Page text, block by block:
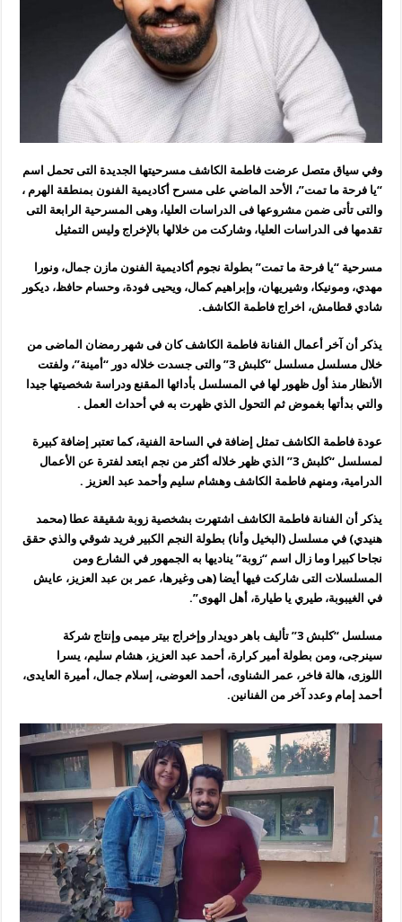
وفي سياق متصل عرضت فاطمة الكاشف مسرحيتها الجديدة التى تحمل اسم
“يا فرحة ما تمت”، الأحد الماضي على مسرح أكاديمية الفنون بمنطقة الهرم ،
والتى تأتى ضمن مشروعها فى الدراسات العليا، وهى المسرحية الرابعة التى
تقدمها فى الدراسات العليا، وشاركت من خلالها بالإخراج وليس التمثيل
مسرحية “يا فرحة ما تمت” بطولة نجوم أكاديمية الفنون مازن جمال، ونورا
مهدي، ومونيكا، وشيريهان، وإبراهيم كمال، ويحيى فودة، وحسام حافظ، ديكور
شادي قطامش، اخراج فاطمة الكاشف.
يذكر أن آخر أعمال الفنانة فاطمة الكاشف كان فى شهر رمضان الماضى من
خلال مسلسل مسلسل “كلبش 3” والتى جسدت خلاله دور “أمينة”، ولفتت
الأنظار منذ أول ظهور لها في المسلسل بأدائها المقنع ودراسة شخصيتها جيدا
والتي بدأتها بغموض ثم التحول الذي ظهرت به في أحداث العمل .
عودة فاطمة الكاشف تمثل إضافة في الساحة الفنية، كما تعتبر إضافة كبيرة
لمسلسل “كلبش 3” الذي ظهر خلاله أكثر من نجم ابتعد لفترة عن الأعمال
الدرامية، ومنهم فاطمة الكاشف وهشام سليم وأحمد عبد العزيز .
يذكر أن الفنانة فاطمة الكاشف اشتهرت بشخصية زوبة شقيقة عطا (محمد
هنيدي) في مسلسل (البخيل وأنا) بطولة النجم الكبير فريد شوقي والذي حقق
نجاحا كبيرا وما زال اسم “زوبة” يناديها به الجمهور في الشارع ومن
المسلسلات التى شاركت فيها أيضا (هى وغيرها، عمر بن عبد العزيز، عايش
في الغيبوبة، طيري يا طيارة، أهل الهوى”.
مسلسل “كلبش 3” تأليف باهر دويدار وإخراج بيتر ميمى وإنتاج شركة
سينرجى، ومن بطولة أمير كرارة، أحمد عبد العزيز، هشام سليم، يسرا
اللوزى، هالة فاخر، عمر الشناوى، أحمد العوضى، إسلام جمال، أميرة العايدى،
أحمد إمام وعدد آخر من الفنانين.